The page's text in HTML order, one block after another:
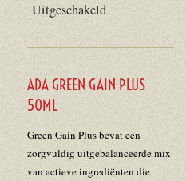
Uitgeschakeld
ADA GREEN GAIN PLUS
50ML
Green Gain Plus bevat een
zorgvuldig uitgebalanceerde mix
van actieve ingrediënten die